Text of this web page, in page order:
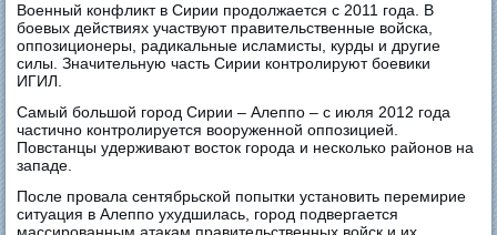
Военный конфликт в Сирии продолжается с 2011 года. В
боевых действиях участвуют правительственные войска,
оппозиционеры, радикальные исламисты, курды и другие
силы. Значительную часть Сирии контролируют боевики
ИГИЛ.
Самый большой город Сирии – Алеппо – с июля 2012 года
частично контролируется вооруженной оппозицией.
Повстанцы удерживают восток города и несколько районов на
западе.
После провала сентябрьской попытки установить перемирие
ситуация в Алеппо ухудшилась, город подвергается